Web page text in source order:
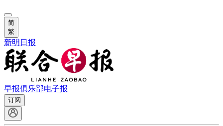
简
繁
新明日报
早报俱乐部电子报
订阅